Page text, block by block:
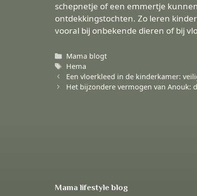
schepnetje of een emmertje
ontdekkingstochten. Zo leren
vooral bij onbekende dieren of bij
Categorieën
Mama blogt
Tags
Hema
Een vloerkleed in de kinderkamer:
Het bijzondere vermogen van Anouk:
Mama lifestyle blog